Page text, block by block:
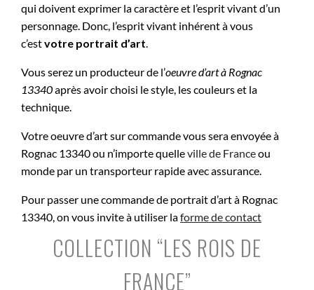
qui doivent exprimer la caractère et l’esprit vivant d’un
personnage. Donc, l’esprit vivant inhérent à vous
c’estvotre portrait d’art.
Vous serez un producteur de l’oeuvre d’art à Rognac
13340après avoir choisi le style, les couleurs et la
technique.
Votre oeuvre d’art sur commande vous sera envoyée à
Rognac 13340 ou n’importe quelleville de Franceou
monde par un transporteur rapide avec assurance.
Pour passer une commande de portrait d’art à Rognac
13340, on vous invite à utiliser laforme de contact
COLLECTION “LES ROIS DE
FRANCE”